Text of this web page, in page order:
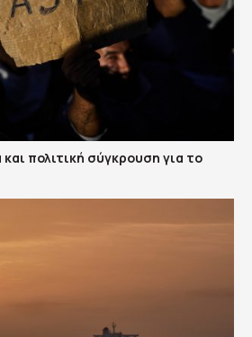
πολιτική σύγκρουση για το